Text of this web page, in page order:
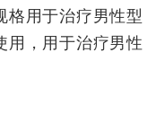
格用于治疗男性型
用，用于治疗男性